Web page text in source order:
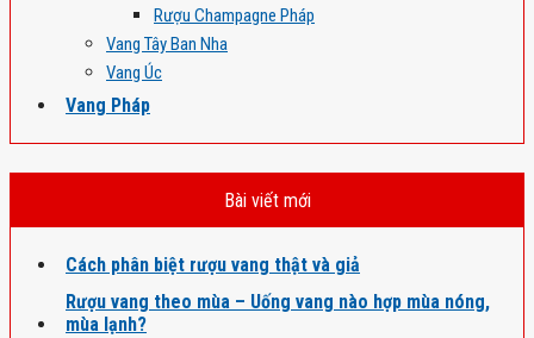
Rượu Champagne Pháp
Vang Tây Ban Nha
Vang Úc
Vang Pháp
Bài viết mới
Cách phân biệt rượu vang thật và giả
Rượu vang theo mùa – Uống vang nào hợp mùa nóng,
mùa lạnh?